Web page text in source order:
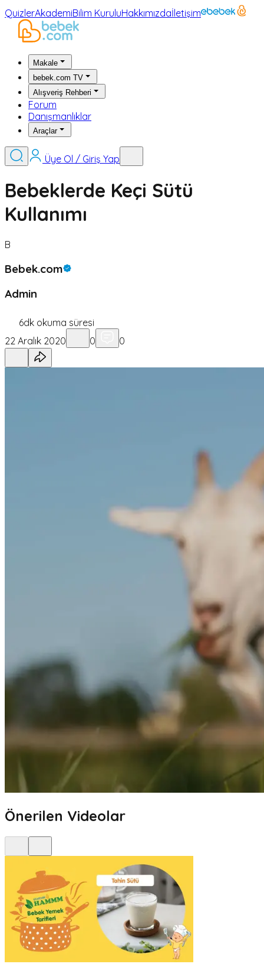
QuizlerAkademiBilim KuruluHakkımızdaİletişim
Makale
bebek.com TV
Alışveriş Rehberi
Forum
Danışmanlıklar
Araçlar
Üye Ol / Giriş Yap
Bebeklerde Keçi Sütü
Kullanımı
B
Bebek.com
Admin
6dk okuma süresi
22 Aralık 2020
0 0
Önerilen Videolar